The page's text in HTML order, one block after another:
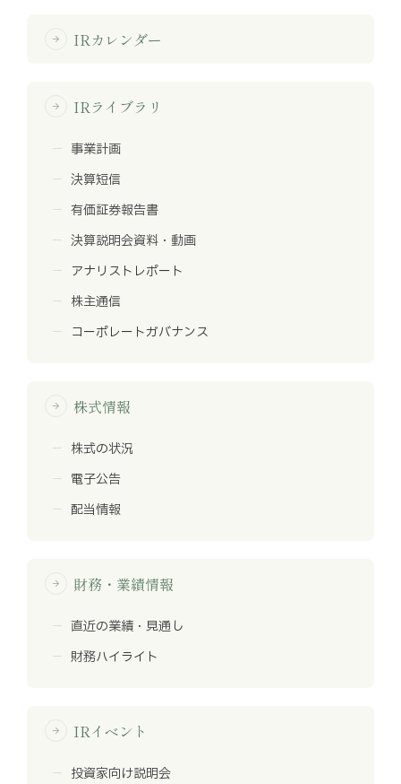
お問い合わせ
arrow_forward IRカレンダー
arrow_forward IRライブラリ
事業計画
決算短信
有価証券報告書
決算説明会資料・動画
アナリストレポート
株主通信
コーポレートガバナンス
arrow_forward 株式情報
株式の状況
電子公告
配当情報
arrow_forward 財務・業績情報
直近の業績・見通し
財務ハイライト
arrow_forward IRイベント
投資家向け説明会